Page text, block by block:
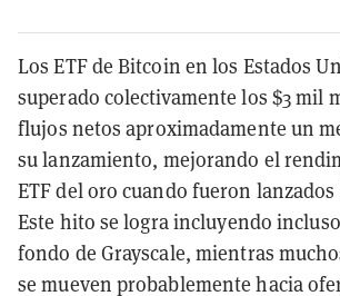
Los ETF de Bitcoin en los Estados
superado colectivamente los $3 mil
flujos netos aproximadamente un
su lanzamiento, mejorando el
ETF del oro cuando fueron lanzados
Este hito se logra incluyendo
fondo de Grayscale, mientras
se mueven probablemente hacia